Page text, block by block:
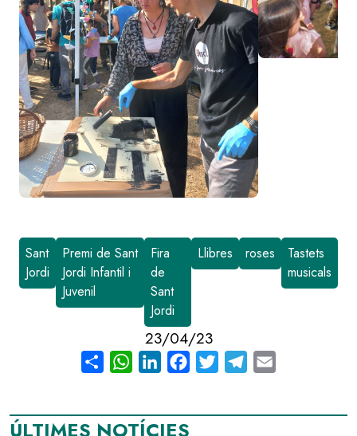
Sant
Jordi
Premi de Sant
Jordi Infantil i
Juvenil
Fira
de
Sant
Jordi
Llibres roses
Tastets
musicals
23/04/23
Share WhatsAppLinkedInFacebook
Twitter Telegram
ÚLTIMES NOTÍCIES